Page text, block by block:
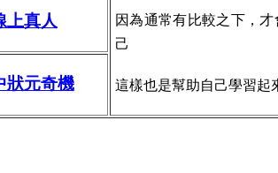
因為通常有比較之下，
己
這樣也是幫助自己學習起
上真人
狀元奇機